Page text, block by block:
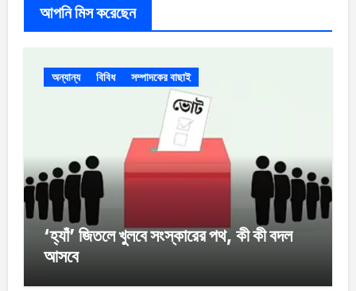
আপনি মিস করেছেন
অন্যান্য বিবিধ সম্পাদকের বাছাই
‘হ্যাঁ’ জিতলে খুলবে সংস্কারের পথ, কী কী বদল
আসবে